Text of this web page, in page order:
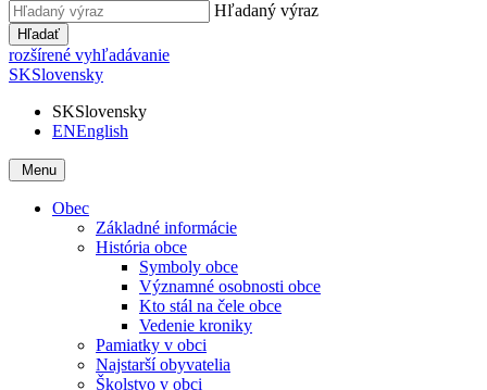
Hľadaný výraz
Hľadať
rozšírené vyhľadávanie
SKSlovensky
SKSlovensky
ENEnglish
Menu
Obec
Základné informácie
História obce
Symboly obce
Významné osobnosti obce
Kto stál na čele obce
Vedenie kroniky
Pamiatky v obci
Najstarší obyvatelia
Školstvo v obci